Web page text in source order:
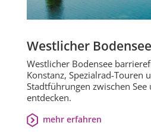
Westlicher Bodensee
Westlicher Bodensee
Konstanz, Spezialrad-Touren
Stadtführungen zwischen See
entdecken.
mehr erfahren